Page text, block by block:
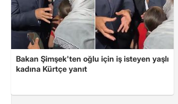
Bakan Şimşek'ten oğlu için iş isteyen yaşlı
kadına Kürtçe yanıt